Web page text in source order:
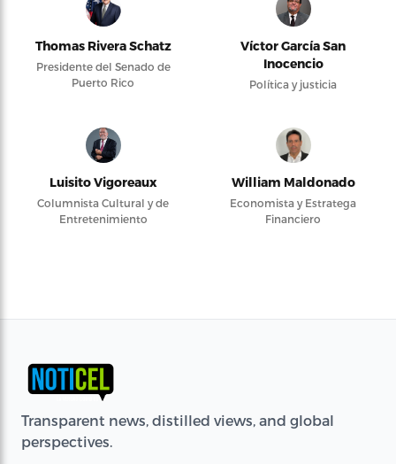
Thomas Rivera Schatz
Presidente del Senado de
Puerto Rico
Víctor García San
Inocencio
Política y justicia
Luisito Vigoreaux
Columnista Cultural y de
Entretenimiento
William Maldonado
Economista y Estratega
Financiero
Transparent news, distilled views, and global
perspectives.